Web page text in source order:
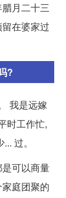
月二十三
在婆家过
?
我是远嫁
时工作忙,
过。
可以商量
庭团聚的